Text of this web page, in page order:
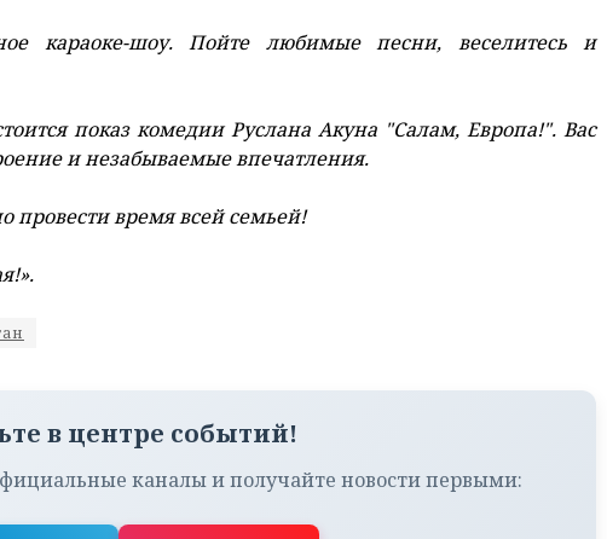
караоке-шоу. Пойте любимые песни, веселитесь и
показ комедии Руслана Акуна "Салам, Европа!". Вас
и незабываемые впечатления.
провести время всей семьей!
в центре событий!
каналы и получайте новости первыми: